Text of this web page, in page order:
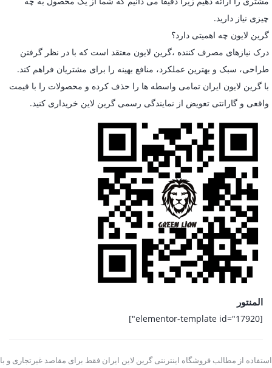
چیزی نیاز دارید.
گرین لایون چه اهمیتی دارد؟
درک نیازهای مصرف کننده ،گرین لایون معتقد است که با در نظر گرفتن
طراحی، سبک و بهترین عملکرد، منافع بهینه را برای مشتریان فراهم کند.
با گرین لایون ایران تمامی واسطه ها را حذف کرده و محصولات را با قیمت
واقعی و گارانتی تعویض از نمایندگی رسمی گرین لاین خریداری کنید.
المنتور
[elementor-template id="17920"]
استفاده از مطالب فروشگاه اینترنتی گرین لاین ایران فقط برای مقاصد غیرتجاری و با